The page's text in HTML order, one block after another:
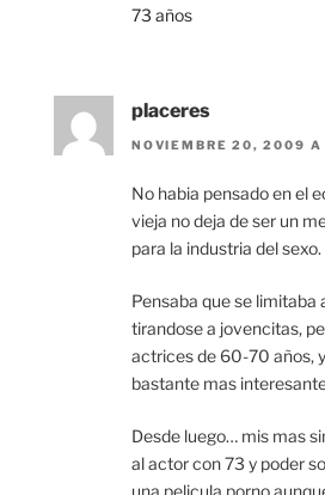
73 años
placeres
NOVIEMBRE 20, 2009 A
No habia pensado en el
vieja no deja de ser un
para la industria del sexo.
Pensaba que se limitaba
tirandose a jovencitas,
actrices de 60-70 años,
bastante mas
Desde luego… mis mas
al actor con 73 y poder
una pelicula porno